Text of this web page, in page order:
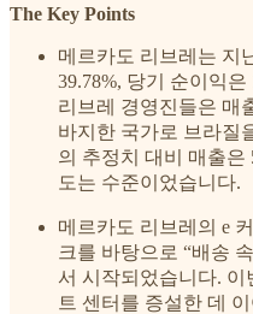
The Key Points
메르카도 리브레는 지
39.78%, 당기 순이익
리브레 경영진들은 매
바지한 국가로 브라질
의 추정치 대비 매출은
도는 수준이었습니다.
메르카도 리브레의 e
크를 바탕으로 “배송
서 시작되었습니다. 이
트 센터를 증설한 데